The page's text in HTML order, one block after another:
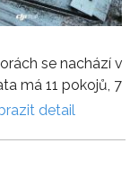
se nachází v
má 11 pokojů, 7
detail